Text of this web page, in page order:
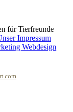
für Tierfreunde
Impressum
Webdesign